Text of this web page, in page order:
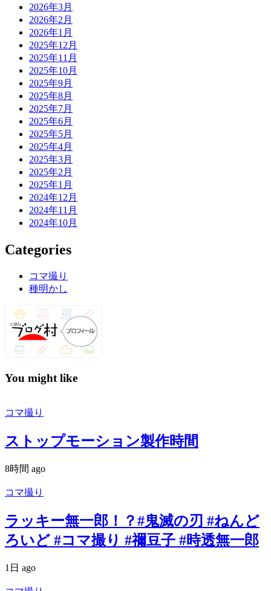
2026年3月
2026年2月
2026年1月
2025年12月
2025年11月
2025年10月
2025年9月
2025年8月
2025年7月
2025年6月
2025年5月
2025年4月
2025年3月
2025年2月
2025年1月
2024年12月
2024年11月
2024年10月
Categories
コマ撮り
種明かし
You might like
コマ撮り
ストップモーション製作時間
8時間 ago
コマ撮り
ラッキー無一郎！？#鬼滅の刃 #ねんど
ろいど #コマ撮り #禰豆子 #時透無一郎
1日 ago